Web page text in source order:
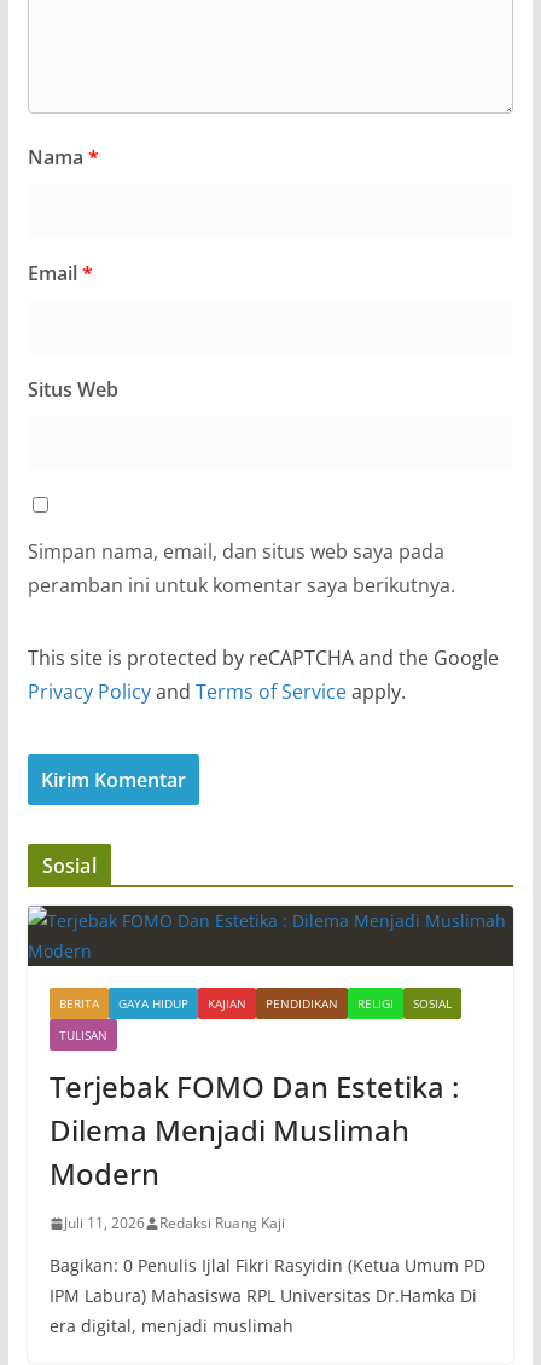
Nama *
Email*
Situs Web
Simpan nama, email, dan situs web saya pada
peramban ini untuk komentar saya berikutnya.
This site is protected by reCAPTCHA and the Google
Privacy Policyand Terms of Serviceapply.
Sosial
BERITA GAYA HIDUP KAJIAN PENDIDIKAN RELIGI
SOSIAL
TULISAN
Terjebak FOMO Dan Estetika :
Dilema Menjadi Muslimah
Modern
Juli 11, 2026 Redaksi Ruang Kaji
Bagikan: 0 Penulis Ijlal Fikri Rasyidin (Ketua Umum PD
IPM Labura) Mahasiswa RPL Universitas Dr.Hamka Di
era digital, menjadi muslimah